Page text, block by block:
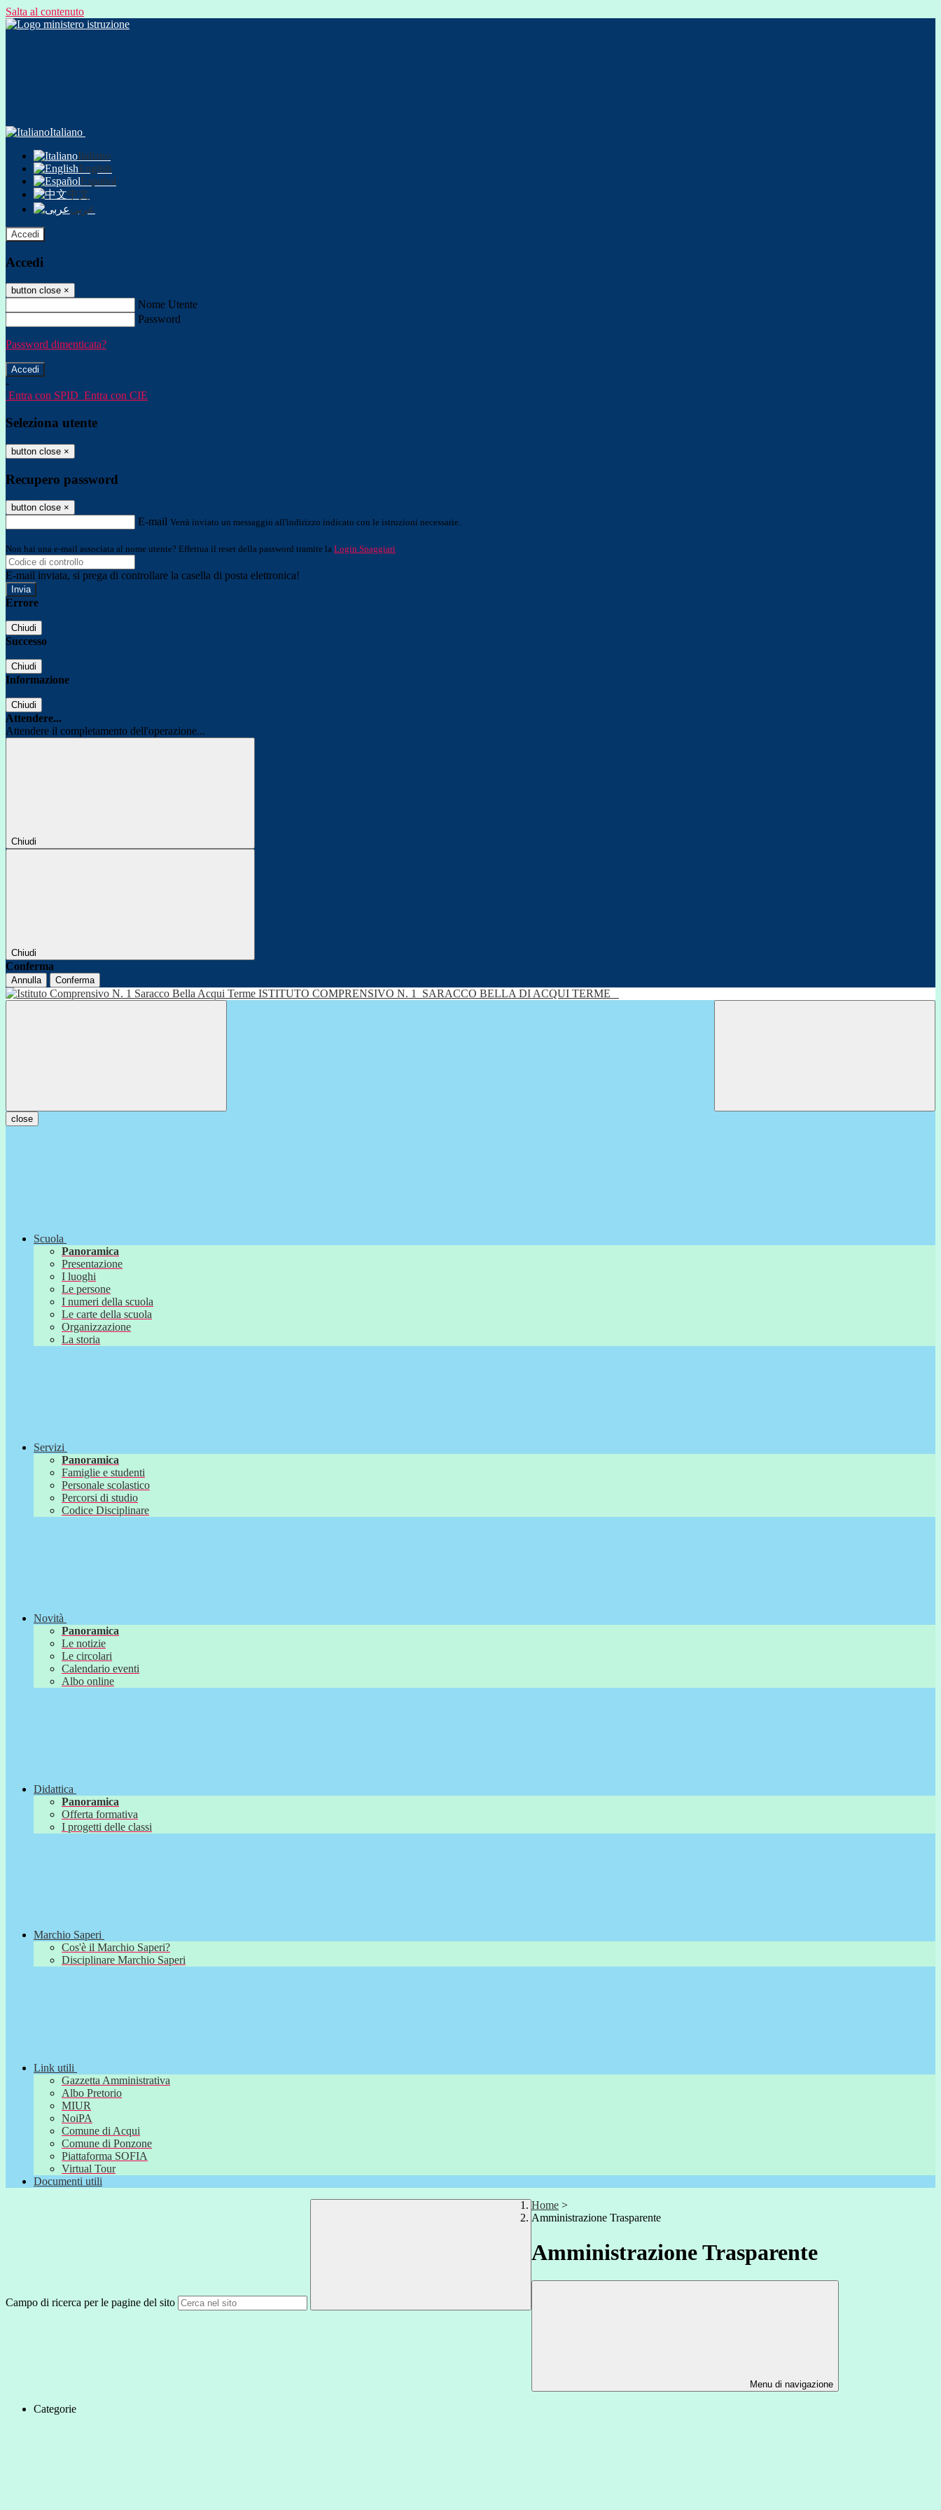
Salta al contenuto
Italiano
Italiano
English
Español
中文
عربى
Accedi
Accedi
button close ×
Nome Utente
Password
Password dimenticata?
-
Entra con SPID Entra con CIE
Seleziona utente
button close ×
Recupero password
button close ×
E-mail Verrà inviato un messaggio all'indirizzo indicato con le istruzioni necessarie.
Non hai una e-mail associata al nome utente? Effettua il reset della password tramite la Login Spaggiari
E-mail inviata, si prega di controllare la casella di posta elettronica!
Errore
Chiudi
Successo
Chiudi
Informazione
Chiudi
Attendere...
Attendere il completamento dell'operazione...
Chiudi
Chiudi
Conferma
Annulla Conferma
ISTITUTO COMPRENSIVO N. 1 SARACCO BELLA DI ACQUI TERME
close
Scuola
Panoramica
Presentazione
I luoghi
Le persone
I numeri della scuola
Le carte della scuola
Organizzazione
La storia
Servizi
Panoramica
Famiglie e studenti
Personale scolastico
Percorsi di studio
Codice Disciplinare
Novità
Panoramica
Le notizie
Le circolari
Calendario eventi
Albo online
Didattica
Panoramica
Offerta formativa
I progetti delle classi
Marchio Saperi
Cos'è il Marchio Saperi?
Disciplinare Marchio Saperi
Link utili
Gazzetta Amministrativa
Albo Pretorio
MIUR
NoiPA
Comune di Acqui
Comune di Ponzone
Piattaforma SOFIA
Virtual Tour
Documenti utili
Campo di ricerca per le pagine del sito
Home >
Amministrazione Trasparente
Amministrazione Trasparente
Menu di navigazione
Categorie